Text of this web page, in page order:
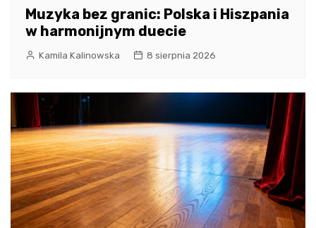
Muzyka bez granic: Polska i Hiszpania
w harmonijnym duecie
Kamila Kalinowska 8 sierpnia 2026